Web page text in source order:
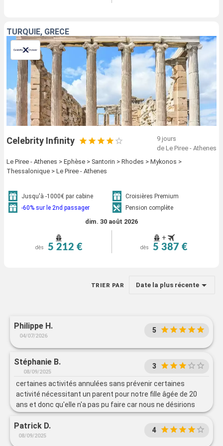
TURQUIE, GRÈCE
Celebrity Infinity
9 jours
de Le Piree - Athenes
Le Piree - Athenes > Ephèse > Santorin > Rhodes > Mykonos >
Thessalonique > Le Piree - Athenes
Jusqu'à -1000€ par cabine
Croisières Premium
-60% sur le 2nd passager
Pension complète
dim. 30 août 2026
dès 5 212 €
+
dès 5 387 €
TRIER PAR Date la plus récente
Philippe H.
04/07/2026
5
Stéphanie B.
08/09/2025
3
certaines activités annulées sans prévenir certaines
activité nécessitant un parent pour notre fille âgée de 20
ans et donc qu'elle n'a pas pu faire car nous ne désirions
pas les faire
Patrick D.
08/09/2025
4